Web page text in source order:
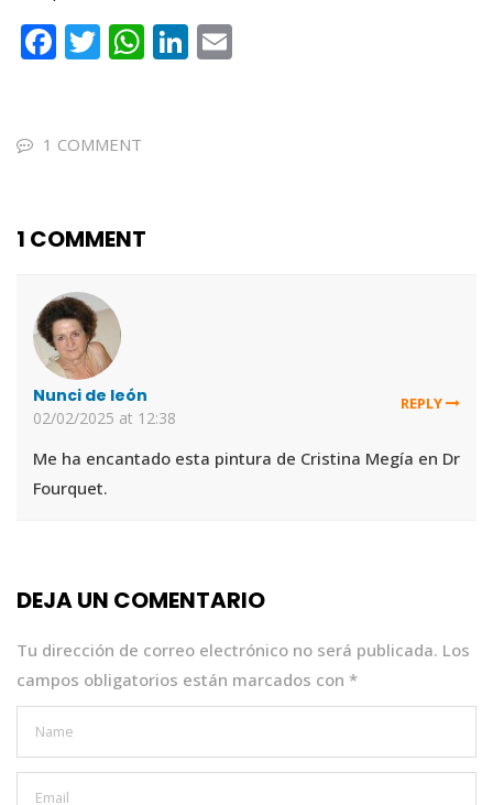
F
e
o
k
T
te
W Li
1 COMMENT
1 COMMENT
REPLY
Nunci de león
02/02/2025 at 12:38
Me ha encantado esta pintura de Cristina Megía en Dr
Fourquet.
DEJA UN COMENTARIO
Tu dirección de correo electrónico no será publicada. Los
campos obligatorios están marcados con *